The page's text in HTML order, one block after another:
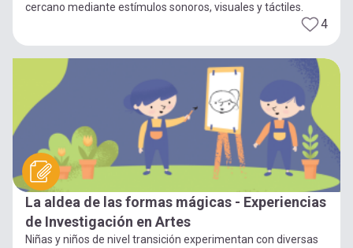
cercano mediante estímulos sonoros, visuales y táctiles.
4
La aldea de las formas mágicas - Experiencias
de Investigación en Artes
Niñas y niños de nivel transición experimentan con diversas